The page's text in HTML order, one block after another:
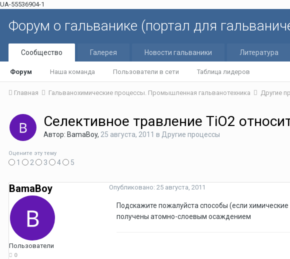
UA-55536904-1
Форум о гальванике (портал для
Сообщество
Форум Наша команда Пользователи в сети Таблица лидеров
Галерея Новости гальваники Литература
Главная Гальванохимические процессы. Промышленная гальванотехника Другие
Селективное травление TiO2
Автор: BamaBoy, 25 августа, 2011 в Другие процессы
Оцените эту тему
1 2 3 4 5
BamaBoy
Пользователи
0
Опубликовано: 25 августа, 2011
Подскажите пожалуйста способы (если
получены атомно-слоевым осаждением